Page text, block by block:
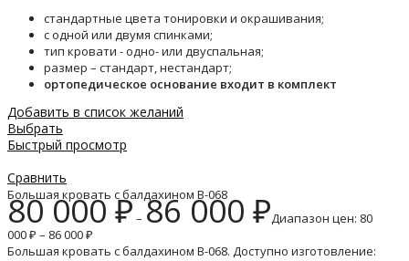
стандартные цвета тонировки и окрашивания;
с одной или двумя спинками;
тип кровати - одно- или двуспальная;
размер – стандарт, нестандарт;
ортопедическое основание входит в комплект
Добавить в список желаний
Выбрать
Быстрый просмотр
Сравнить
Большая кровать с балдахином B-068
80 000₽– 86 000 ₽Диапазон цен: 80
000 ₽ – 86 000 ₽
Большая кровать с балдахином B-068. Доступно изготовление: